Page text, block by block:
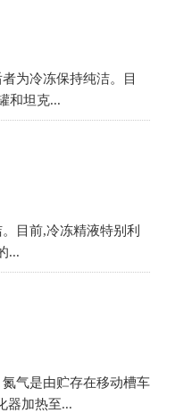
为冷冻保持纯洁。目
和坦克...
目前,冷冻精液特别利
...
气是由贮存在移动槽车
器加热至...